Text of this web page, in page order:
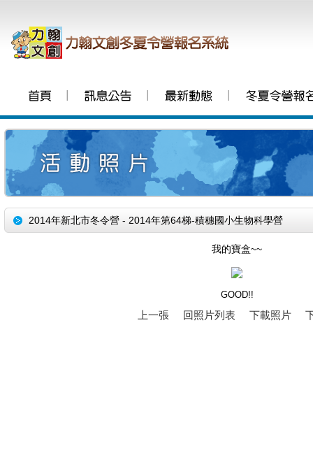
2014年新北市冬令營 - 2014年第64梯-積穗國小生物科學營
我的寶盒~~
GOOD!!
上一張 回照片列表 下載照片